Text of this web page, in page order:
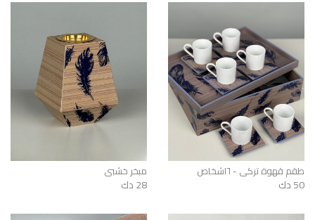
طقم قهوة تركي - ٦اشخاص
50 دك
مبخر خشبي
28 دك